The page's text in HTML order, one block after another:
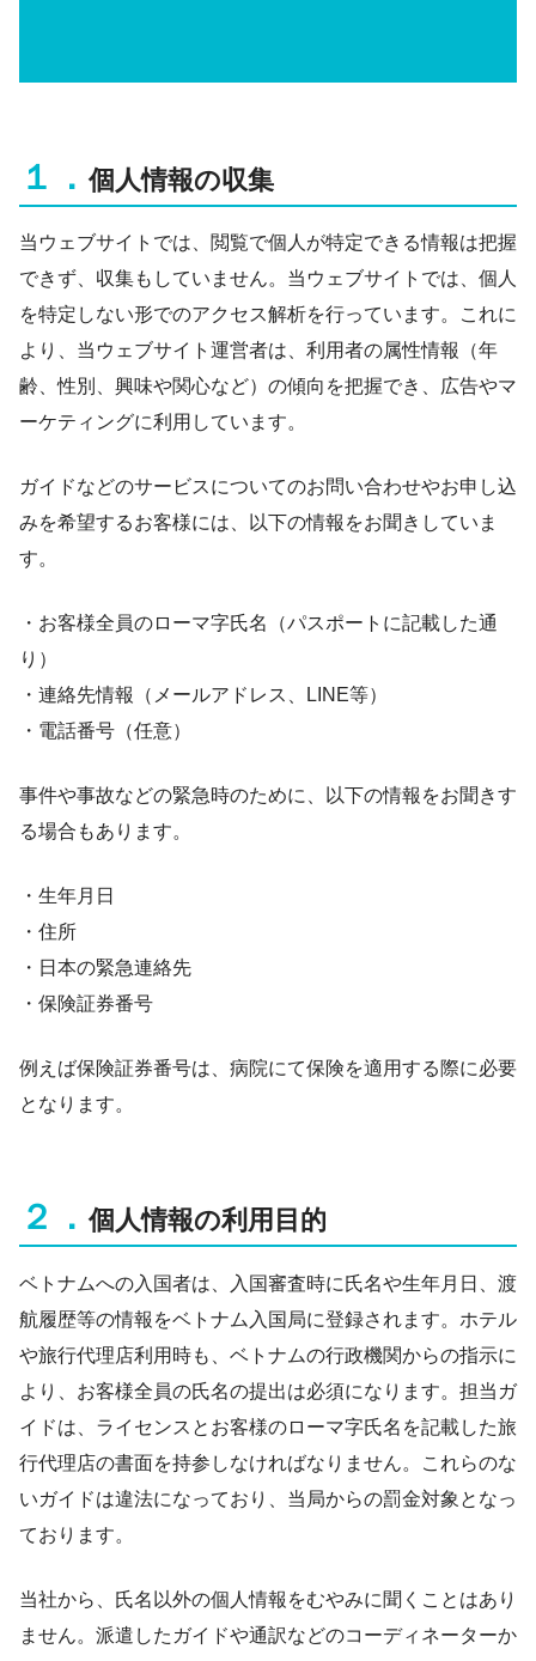
１． 個人情報の収集
当ウェブサイトでは、閲覧で個人が特定できる情報は把握
できず、収集もしていません。当ウェブサイトでは、個人
を特定しない形でのアクセス解析を行っています。これに
より、当ウェブサイト運営者は、利用者の属性情報（年
齢、性別、興味や関心など）の傾向を把握でき、広告やマ
ーケティングに利用しています。
ガイドなどのサービスについてのお問い合わせやお申し込
みを希望するお客様には、以下の情報をお聞きしていま
す。
・お客様全員のローマ字氏名（パスポートに記載した通
り）
・連絡先情報（メールアドレス、LINE等）
・電話番号（任意）
事件や事故などの緊急時のために、以下の情報をお聞きす
る場合もあります。
・生年月日
・住所
・日本の緊急連絡先
・保険証券番号
例えば保険証券番号は、病院にて保険を適用する際に必要
となります。
２． 個人情報の利用目的
ベトナムへの入国者は、入国審査時に氏名や生年月日、渡
航履歴等の情報をベトナム入国局に登録されます。ホテル
や旅行代理店利用時も、ベトナムの行政機関からの指示に
より、お客様全員の氏名の提出は必須になります。担当ガ
イドは、ライセンスとお客様のローマ字氏名を記載した旅
行代理店の書面を持参しなければなりません。これらのな
いガイドは違法になっており、当局からの罰金対象となっ
ております。
当社から、氏名以外の個人情報をむやみに聞くことはあり
ません。派遣したガイドや通訳などのコーディネーターか